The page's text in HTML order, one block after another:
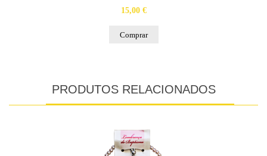
15,00 €
Comprar
PRODUTOS RELACIONADOS